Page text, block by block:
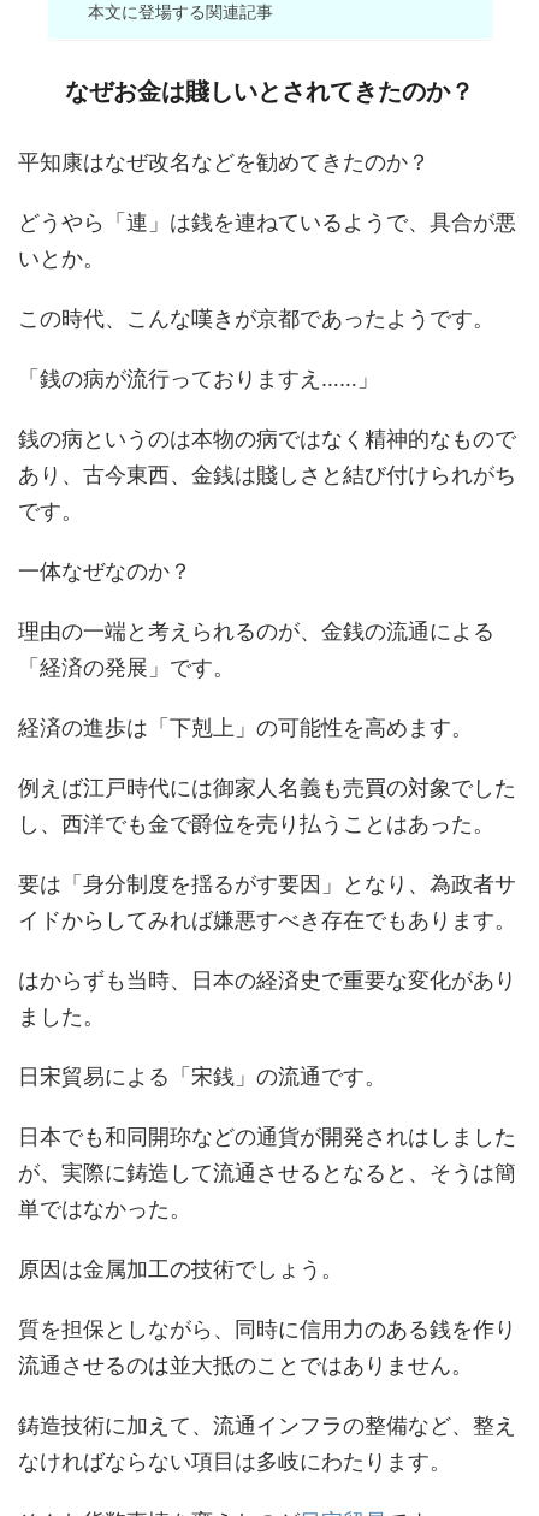
本文に登場する関連記事
なぜお金は賤しいとされてきたのか？
平知康はなぜ改名などを勧めてきたのか？
どうやら「連」は銭を連ねているようで、具合が悪
いとか。
この時代、こんな嘆きが京都であったようです。
「銭の病が流行っておりますえ……」
銭の病というのは本物の病ではなく精神的なもので
あり、古今東西、金銭は賤しさと結び付けられがち
です。
一体なぜなのか？
理由の一端と考えられるのが、金銭の流通による
「経済の発展」です。
経済の進歩は「下剋上」の可能性を高めます。
例えば江戸時代には御家人名義も売買の対象でした
し、西洋でも金で爵位を売り払うことはあった。
要は「身分制度を揺るがす要因」となり、為政者サ
イドからしてみれば嫌悪すべき存在でもあります。
はからずも当時、日本の経済史で重要な変化があり
ました。
日宋貿易による「宋銭」の流通です。
日本でも和同開珎などの通貨が開発されはしました
が、実際に鋳造して流通させるとなると、そうは簡
単ではなかった。
原因は金属加工の技術でしょう。
質を担保としながら、同時に信用力のある銭を作り
流通させるのは並大抵のことではありません。
鋳造技術に加えて、流通インフラの整備など、整え
なければならない項目は多岐にわたります。